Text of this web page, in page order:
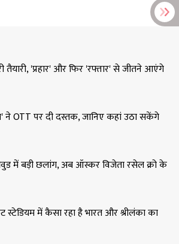
तैयारी, 'प्रहार' और फिर 'रफ्तार' से जीतने आएंगे
OTT पर दी दस्तक, जानिए कहां उठा सकेंगे
में बड़ी छलांग, अब ऑस्कर विजेता रसेल क्रो के
स्टेडियम में कैसा रहा है भारत और श्रीलंका का